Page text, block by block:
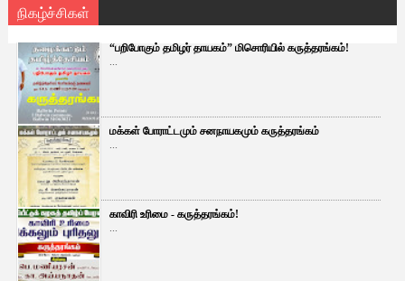
நிகழ்ச்சிகள்
“பறிபோகும் தமிழர் தாயகம்” மிசொரியில் கருத்தரங்கம்!
...
மக்கள் போராட்டமும் சனநாயகமும் கருத்தரங்கம்
...
காவிரி உரிமை - கருத்தரங்கம்!
...